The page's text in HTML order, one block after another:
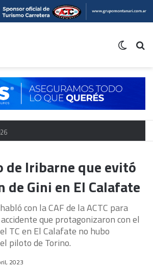
de Iribarne que evitó
de Gini en El Calafate
con la CAF de la ACTC para
que protagonizaron con el
TC en El Calafate no hubo
piloto de Torino.
2023